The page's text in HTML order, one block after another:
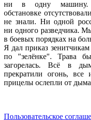
ни в одну
обстановке
не знали. Ни одной
ни одного разведчика.
в боевых порядках на
Я дал приказ
по "зелёнке". Трава
загорелась. Всё в
прекратили огонь,
прицелы ослепли от
Пользовательское